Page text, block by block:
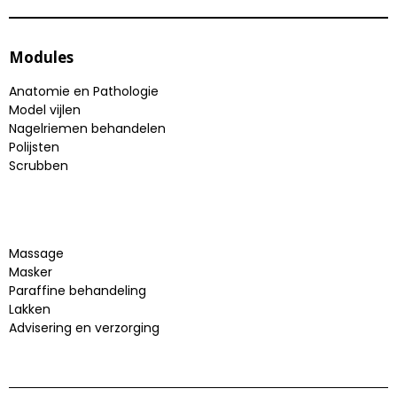
Modules
Anatomie en Pathologie
Model vijlen
Nagelriemen behandelen
Polijsten
Scrubben
Massage
Masker
Paraffine behandeling
Lakken
Advisering en verzorging